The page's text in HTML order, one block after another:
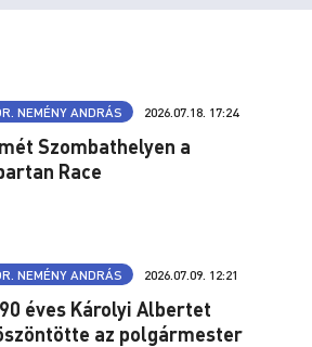
NEMÉNY ANDRÁS 2026.07.18. 17:24
Szombathelyen a
Race
NEMÉNY ANDRÁS 2026.07.09. 12:21
éves Károlyi Albertet
az polgármester